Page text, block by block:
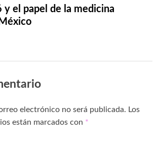
y el papel de la medicina
electrónico no será publicada. Los
están marcados con *